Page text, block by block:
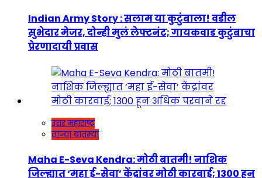
Indian Army Story : सलाम या कुटुंबाला! वडील
सुभेदार मेजर, दोन्ही मुलं लेफ्टनंट; गायकवाड कुटुंबाचा
प्रेरणादायी प्रवास
उत्तर महाराष्ट्र
ताज्या बातम्या
Maha E-Seva Kendra: मोठी बातमी! नाशिक
जिल्ह्यात ‘महा ई-सेवा’ केंद्रांवर मोठी कारवाई; 1300 हून